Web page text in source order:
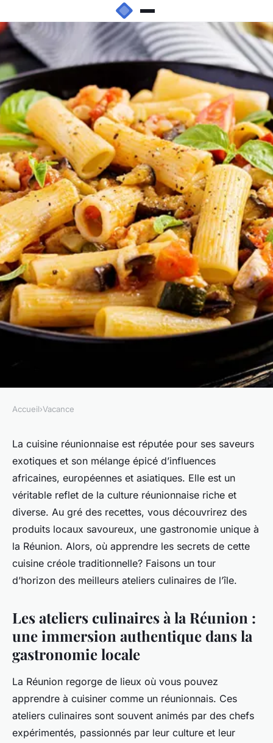
Où apprendre les techniques
de cuisine traditionnelle
créole à la Réunion?
Gaspard•10 mars 2024•6 min de lecture
Accueil›Vacance
La cuisine réunionnaise est réputée pour ses saveurs
exotiques et son mélange épicé d’influences
africaines, européennes et asiatiques. Elle est un
véritable reflet de la culture réunionnaise riche et
diverse. Au gré des recettes, vous découvrirez des
produits locaux savoureux, une gastronomie unique à
la Réunion. Alors, où apprendre les secrets de cette
cuisine créole traditionnelle? Faisons un tour
d’horizon des meilleurs ateliers culinaires de l’île.
Les ateliers culinaires à la Réunion :
une immersion authentique dans la
gastronomie locale
La Réunion regorge de lieux où vous pouvez
apprendre à cuisiner comme un réunionnais. Ces
ateliers culinaires sont souvent animés par des chefs
expérimentés, passionnés par leur culture et leur